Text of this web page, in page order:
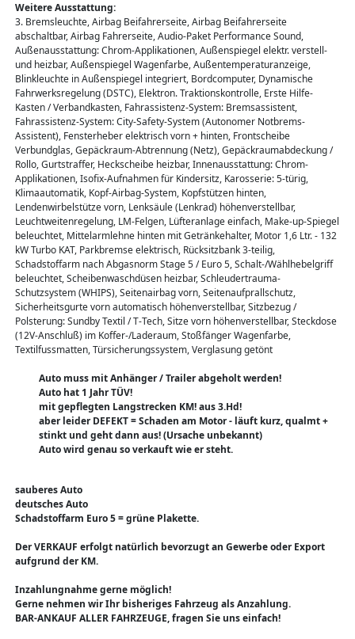
Weitere Ausstattung:
3. Bremsleuchte, Airbag Beifahrerseite, Airbag Beifahrerseite
abschaltbar, Airbag Fahrerseite, Audio-Paket Performance Sound,
Außenausstattung: Chrom-Applikationen, Außenspiegel elektr. verstell-
und heizbar, Außenspiegel Wagenfarbe, Außentemperaturanzeige,
Blinkleuchte in Außenspiegel integriert, Bordcomputer, Dynamische
Fahrwerksregelung (DSTC), Elektron. Traktionskontrolle, Erste Hilfe-
Kasten / Verbandkasten, Fahrassistenz-System: Bremsassistent,
Fahrassistenz-System: City-Safety-System (Autonomer Notbrems-
Assistent), Fensterheber elektrisch vorn + hinten, Frontscheibe
Verbundglas, Gepäckraum-Abtrennung (Netz), Gepäckraumabdeckung /
Rollo, Gurtstraffer, Heckscheibe heizbar, Innenausstattung: Chrom-
Applikationen, Isofix-Aufnahmen für Kindersitz, Karosserie: 5-türig,
Klimaautomatik, Kopf-Airbag-System, Kopfstützen hinten,
Lendenwirbelstütze vorn, Lenksäule (Lenkrad) höhenverstellbar,
Leuchtweitenregelung, LM-Felgen, Lüfteranlage einfach, Make-up-Spiegel
beleuchtet, Mittelarmlehne hinten mit Getränkehalter, Motor 1,6 Ltr. - 132
kW Turbo KAT, Parkbremse elektrisch, Rücksitzbank 3-teilig,
Schadstoffarm nach Abgasnorm Stage 5 / Euro 5, Schalt-/Wählhebelgriff
beleuchtet, Scheibenwaschdüsen heizbar, Schleudertrauma-
Schutzsystem (WHIPS), Seitenairbag vorn, Seitenaufprallschutz,
Sicherheitsgurte vorn automatisch höhenverstellbar, Sitzbezug /
Polsterung: Sundby Textil / T-Tech, Sitze vorn höhenverstellbar, Steckdose
(12V-Anschluß) im Koffer-/Laderaum, Stoßfänger Wagenfarbe,
Textilfussmatten, Türsicherungssystem, Verglasung getönt
Auto muss mit Anhänger / Trailer abgeholt werden!
Auto hat 1 Jahr TÜV!
mit gepflegten Langstrecken KM! aus 3.Hd!
aber leider DEFEKT = Schaden am Motor - läuft kurz, qualmt +
stinkt und geht dann aus! (Ursache unbekannt)
Auto wird genau so verkauft wie er steht.
sauberes Auto
deutsches Auto
Schadstoffarm Euro 5 = grüne Plakette.
Der VERKAUF erfolgt natürlich bevorzugt an Gewerbe oder Export
aufgrund der KM.
Inzahlungnahme gerne möglich!
Gerne nehmen wir Ihr bisheriges Fahrzeug als Anzahlung.
BAR-ANKAUF ALLER FAHRZEUGE, fragen Sie uns einfach!